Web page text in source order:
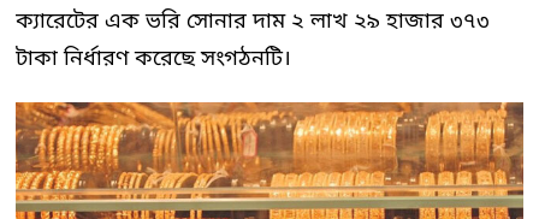
ক্যারেটের এক ভরি সোনার দাম ২ লাখ ২৯ হাজার ৩৭৩
টাকা নির্ধারণ করেছে সংগঠনটি।